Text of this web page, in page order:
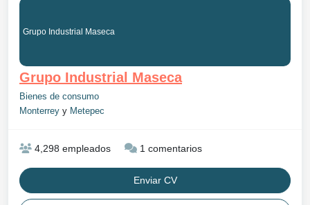
Grupo Industrial Maseca
Grupo Industrial Maseca
Bienes de consumo
Monterrey y Metepec
4,298 empleados 1 comentarios
Enviar CV